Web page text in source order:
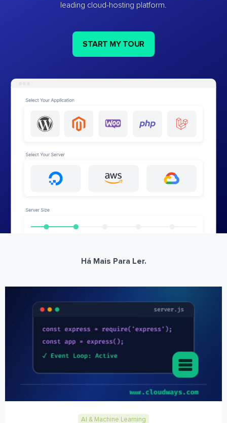
leading cloud-hosting platform.
START MY TOUR
Há Mais Para Ler.
AI & Machine Learning